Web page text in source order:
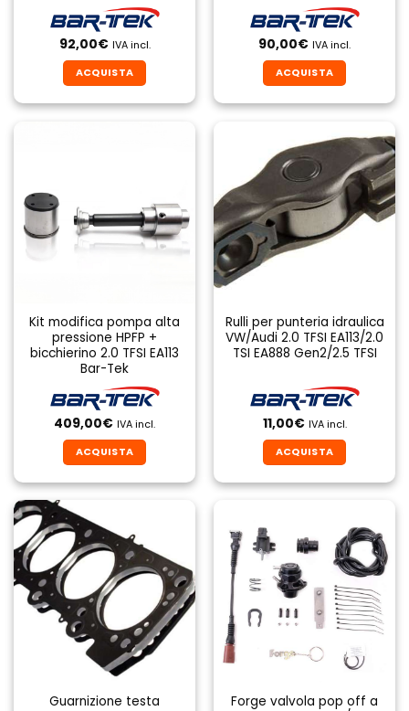
92,00€ IVA incl.
ACQUISTA
90,00€ IVA incl.
ACQUISTA
Kit modifica pompa alta
pressione HPFP +
bicchierino 2.0 TFSI EA113
Bar-Tek
409,00€ IVA incl.
ACQUISTA
Rulli per punteria idraulica
VW/Audi 2.0 TFSI EA113/2.0
TSI EA888 Gen2/2.5 TFSI
11,00€ IVA incl.
ACQUISTA
Guarnizione testa
Forge valvola pop off a